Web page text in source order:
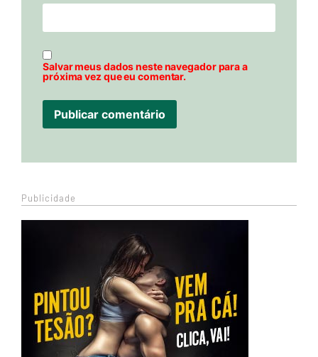
Salvar meus dados neste navegador para a
próxima vez que eu comentar.
Publicidade